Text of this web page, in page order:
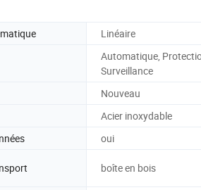
Linéaire
Automatique,
Surveillance
Nouveau
Acier inoxydable
oui
boîte en bois